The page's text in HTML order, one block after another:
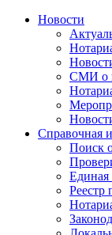
Новости
СМИ о
Справочная
Поиск
Реестр